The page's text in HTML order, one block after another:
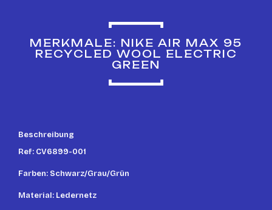
MERKMALE: NIKE AIR MAX 95
RECYCLED WOOL ELECTRIC
GREEN
Beschreibung
Ref: CV6899-001
Farben: Schwarz/Grau/Grün
Material: Ledernetz